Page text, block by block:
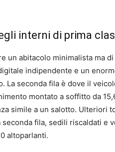
interni di prima
un abitacolo minimalista ma
indipendente e un
La seconda fila è dove il
montato a soffitto da
simile a un salotto. Ulteriori
fila, sedili riscaldati e
altoparlanti.